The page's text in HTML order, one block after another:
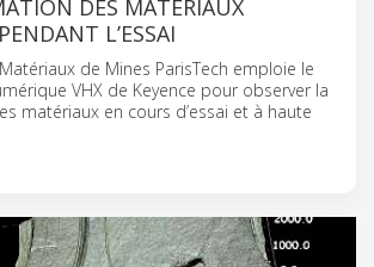
DES MATÉRIAUX
L’ESSAI
de Mines ParisTech emploie le
VHX de Keyence pour observer la
matériaux en cours d’essai et à haute